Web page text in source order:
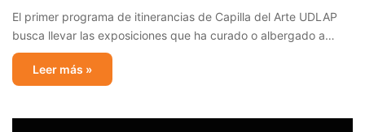
El primer programa de itinerancias de Capilla del Arte UDLAP
busca llevar las exposiciones que ha curado o albergado a…
Leer más »